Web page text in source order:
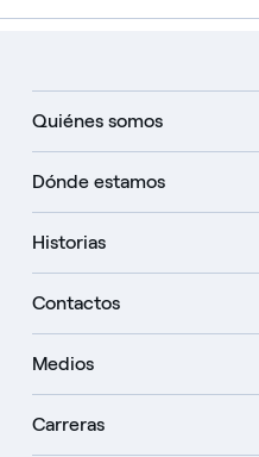
Quiénes somos
Dónde estamos
Historias
Contactos
Medios
Carreras